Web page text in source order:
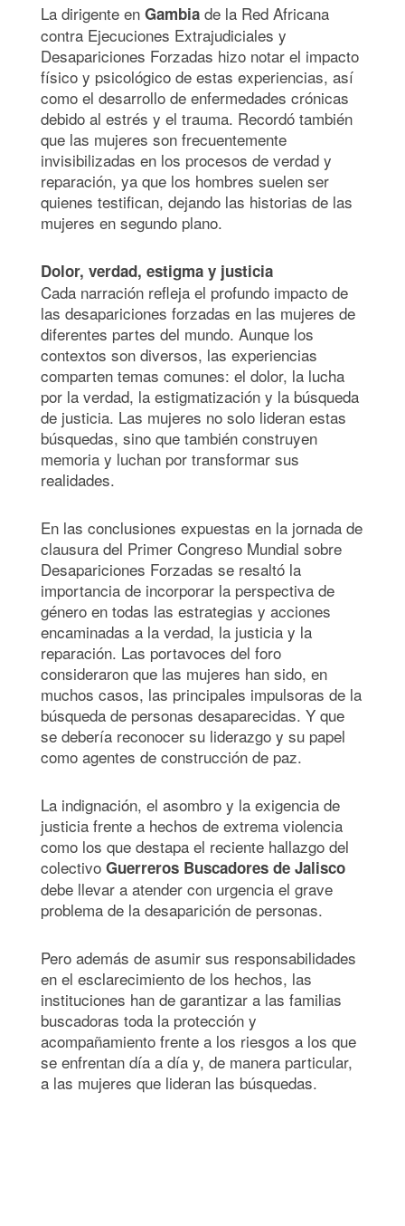
La dirigente en Gambia de la Red Africana
contra Ejecuciones Extrajudiciales y
Desapariciones Forzadas hizo notar el impacto
físico y psicológico de estas experiencias, así
como el desarrollo de enfermedades crónicas
debido al estrés y el trauma. Recordó también
que las mujeres son frecuentemente
invisibilizadas en los procesos de verdad y
reparación, ya que los hombres suelen ser
quienes testifican, dejando las historias de las
mujeres en segundo plano.
Dolor, verdad, estigma y justicia
Cada narración refleja el profundo impacto de
las desapariciones forzadas en las mujeres de
diferentes partes del mundo. Aunque los
contextos son diversos, las experiencias
comparten temas comunes: el dolor, la lucha
por la verdad, la estigmatización y la búsqueda
de justicia. Las mujeres no solo lideran estas
búsquedas, sino que también construyen
memoria y luchan por transformar sus
realidades.
En las conclusiones expuestas en la jornada de
clausura del Primer Congreso Mundial sobre
Desapariciones Forzadas se resaltó la
importancia de incorporar la perspectiva de
género en todas las estrategias y acciones
encaminadas a la verdad, la justicia y la
reparación. Las portavoces del foro
consideraron que las mujeres han sido, en
muchos casos, las principales impulsoras de la
búsqueda de personas desaparecidas. Y que
se debería reconocer su liderazgo y su papel
como agentes de construcción de paz.
La indignación, el asombro y la exigencia de
justicia frente a hechos de extrema violencia
como los que destapa el reciente hallazgo del
colectivo Guerreros Buscadores de Jalisco
debe llevar a atender con urgencia el grave
problema de la desaparición de personas.
Pero además de asumir sus responsabilidades
en el esclarecimiento de los hechos, las
instituciones han de garantizar a las familias
buscadoras toda la protección y
acompañamiento frente a los riesgos a los que
se enfrentan día a día y, de manera particular,
a las mujeres que lideran las búsquedas.